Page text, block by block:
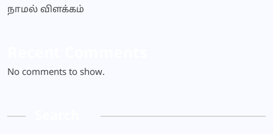
நாமல் விளக்கம்
No comments to show.